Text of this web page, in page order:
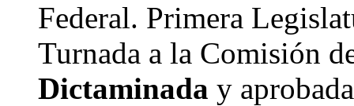
Federal. Primera
Turnada a la Comisión
Dictaminada y